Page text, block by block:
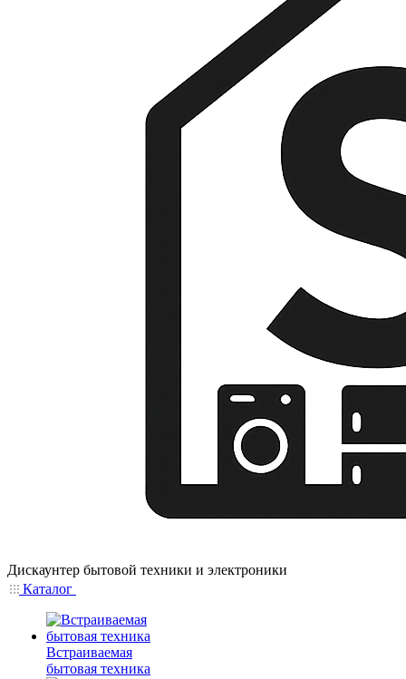
Дискаунтер бытовой техники и электроники
Каталог
Встраиваемая
бытовая техника